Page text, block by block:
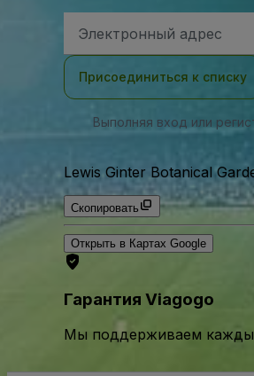
электронной
Присоединиться к списку
Выполняя вход или
Lewis Ginter Botanical
Скопировать
Открыть в Картах Google
Гарантия Viagogo
Мы поддерживаем